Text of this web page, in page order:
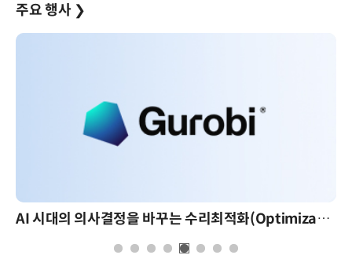
주요 행사 ❯
AI 시대의 의사결정을 바꾸는 수리최적화(Optimization): 실제 산업 적용 사례와 활용 전략